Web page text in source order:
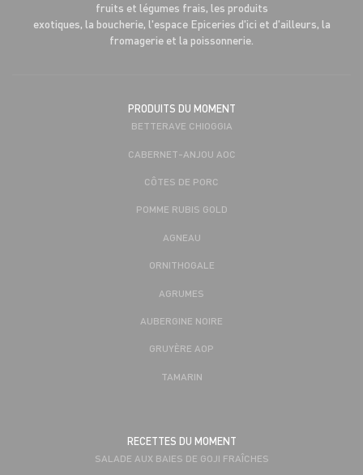
fruits et légumes frais, les produits
exotiques, la boucherie, l'espace Epiceries d'ici et d'ailleurs, la
fromagerie et la poissonnerie.
PRODUITS DU MOMENT
BETTERAVE CHIOGGIA
CABERNET-ANJOU AOC
CÔTES DE PORC
POMME RUBIS GOLD
AGNEAU
ORNITHOGALE
AGRUMES
AUBERGINE NOIRE
GRUYÈRE AOP
TAMARIN
RECETTES DU MOMENT
SALADE AUX BAIES DE GOJI FRAÎCHES